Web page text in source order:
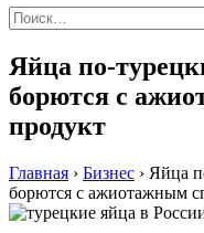
Найти:
Яйца по-
борются с
продукт
Главная › Бизнес › Яйца
борются с ажиотажным